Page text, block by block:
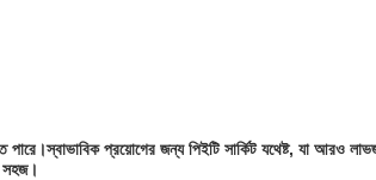
প্রয়োগের জন্য পিইটি সার্কিট যথেষ্ট, যা আরও
সহজ।